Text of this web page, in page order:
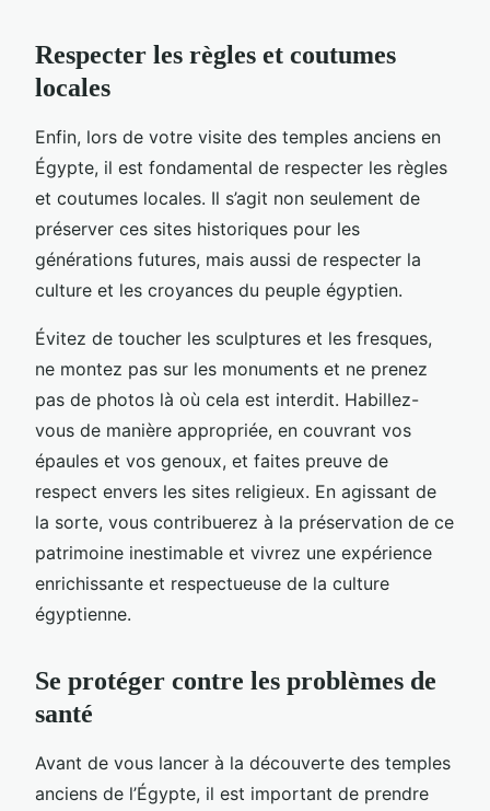
Respecter les règles et coutumes
locales
Enfin, lors de votre visite des temples anciens en
Égypte, il est fondamental de respecter les règles
et coutumes locales. Il s’agit non seulement de
préserver ces sites historiques pour les
générations futures, mais aussi de respecter la
culture et les croyances du peuple égyptien.
Évitez de toucher les sculptures et les fresques,
ne montez pas sur les monuments et ne prenez
pas de photos là où cela est interdit. Habillez-
vous de manière appropriée, en couvrant vos
épaules et vos genoux, et faites preuve de
respect envers les sites religieux. En agissant de
la sorte, vous contribuerez à la préservation de ce
patrimoine inestimable et vivrez une expérience
enrichissante et respectueuse de la culture
égyptienne.
Se protéger contre les problèmes de
santé
Avant de vous lancer à la découverte des temples
anciens de l’Égypte, il est important de prendre